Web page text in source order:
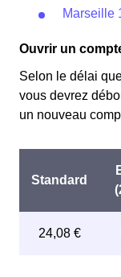
Marseille
Ouvrir un
Selon le délai
vous devrez
un nouveau